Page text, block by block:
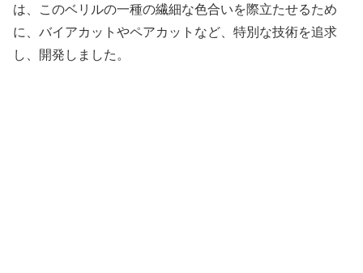
は、このベリルの一種の繊細な色合いを際立たせるため
に、バイアカットやペアカットなど、特別な技術を追求
し、開発しました。